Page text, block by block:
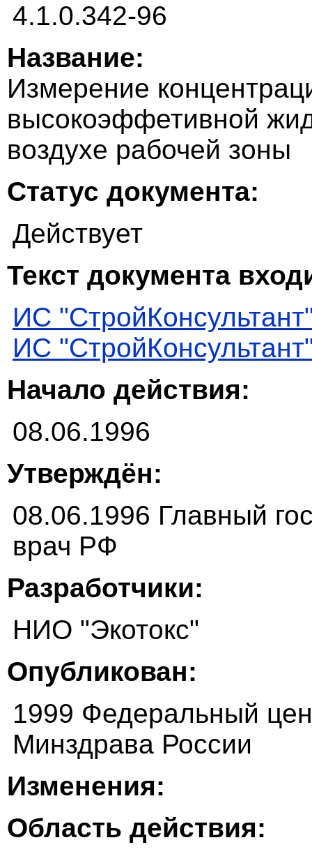
4.1.0.342-96
Название:
Измерение
высокоэффетивной
воздухе рабочей зоны
Статус документа:
Действует
Текст документа
ИС
ИС
Начало действия:
08.06.1996
Утверждён:
08.06.1996 Главный
врач РФ
Разработчики:
НИО "Экотокс"
Опубликован:
1999 Федеральный
Минздрава России
Изменения:
Область действия: